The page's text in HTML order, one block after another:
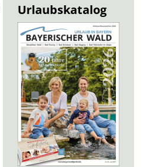
Urlaubskatalog